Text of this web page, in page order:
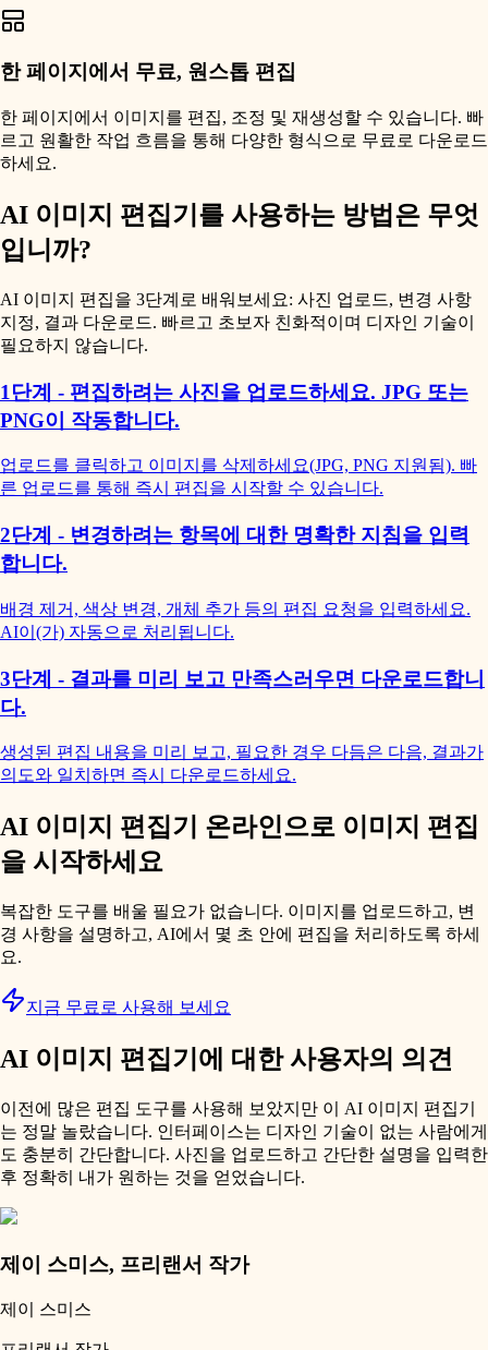
한 페이지에서 무료, 원스톱 편집
한 페이지에서 이미지를 편집, 조정 및 재생성할 수 있습니다. 빠
르고 원활한 작업 흐름을 통해 다양한 형식으로 무료로 다운로드
하세요.
AI 이미지 편집기를 사용하는 방법은 무엇
입니까?
AI 이미지 편집을 3단계로 배워보세요: 사진 업로드, 변경 사항
지정, 결과 다운로드. 빠르고 초보자 친화적이며 디자인 기술이
필요하지 않습니다.
1단계 - 편집하려는 사진을 업로드하세요. JPG 또는
PNG이 작동합니다.
업로드를 클릭하고 이미지를 삭제하세요(JPG, PNG 지원됨). 빠
른 업로드를 통해 즉시 편집을 시작할 수 있습니다.
2단계 - 변경하려는 항목에 대한 명확한 지침을 입력
합니다.
배경 제거, 색상 변경, 개체 추가 등의 편집 요청을 입력하세요.
AI이(가) 자동으로 처리됩니다.
3단계 - 결과를 미리 보고 만족스러우면 다운로드합니
다.
생성된 편집 내용을 미리 보고, 필요한 경우 다듬은 다음, 결과가
의도와 일치하면 즉시 다운로드하세요.
AI 이미지 편집기 온라인으로 이미지 편집
을 시작하세요
복잡한 도구를 배울 필요가 없습니다. 이미지를 업로드하고, 변
경 사항을 설명하고, AI에서 몇 초 안에 편집을 처리하도록 하세
요.
지금 무료로 사용해 보세요
AI 이미지 편집기에 대한 사용자의 의견
이전에 많은 편집 도구를 사용해 보았지만 이 AI 이미지 편집기
는 정말 놀랐습니다. 인터페이스는 디자인 기술이 없는 사람에게
도 충분히 간단합니다. 사진을 업로드하고 간단한 설명을 입력한
후 정확히 내가 원하는 것을 얻었습니다.
제이 스미스, 프리랜서 작가
제이 스미스